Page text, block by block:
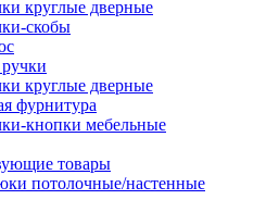
круглые дверные
скобы
круглые дверные
фурнитура
кнопки мебельные
товары
потолочные/настенные